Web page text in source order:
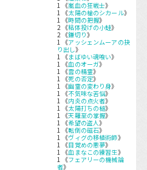
1 《嵐血の狂戦士》
1 《太陽の槍のシカール》
1 《時間の把握》
2 《粘体投げの小蛙》
2 《鎌切り》
1 《アッシェンムーアの抉
り出し》
1 《まばゆい魂喰い》
1 《血のオーガ》
1 《雲の精霊》
1 《死の否定》
1 《幽霊の変わり身》
1 《不気味な苦悩》
1 《内炎の点火者》
1 《太陽打ちの槌》
1 《天羅至の掌握》
1 《希望の盗人》
1 《転倒の磁石》
1 《ヴィグの移植術師》
1 《目覚めの悪夢》
1 《血まなこの練習生》
1 《フェアリーの機械論
者》